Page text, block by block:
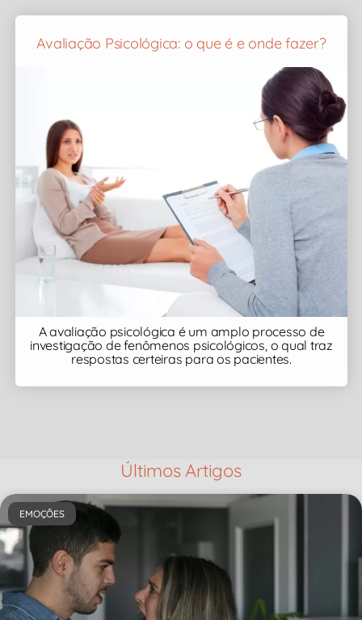
Avaliação Psicológica: o que é e onde fazer?
A avaliação psicológica é um amplo processo de
investigação de fenômenos psicológicos, o qual traz
respostas certeiras para os pacientes.
Últimos Artigos
EMOÇÕES